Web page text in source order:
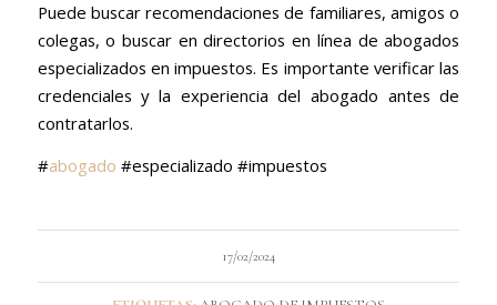
Puede buscar recomendaciones de familiares, amigos o
colegas, o buscar en directorios en línea de abogados
especializados en impuestos. Es importante verificar las
credenciales y la experiencia del abogado antes de
contratarlos.
#abogado #especializado #impuestos
17/02/2024